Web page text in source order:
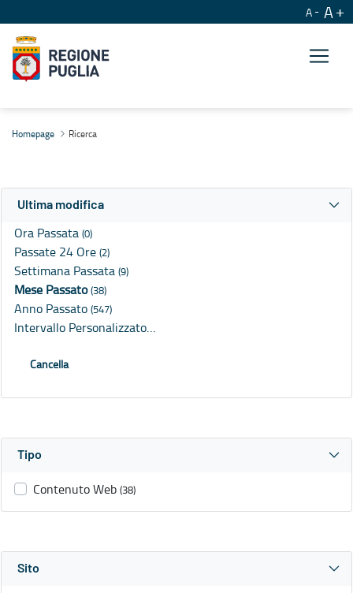
A A
Homepage Ricerca
Ultima modifica
Ora Passata (0)
Passate 24 Ore (2)
Settimana Passata (9)
Mese Passato(38)
Anno Passato (547)
Intervallo Personalizzato…
Cancella
Tipo
Contenuto Web (38)
Sito